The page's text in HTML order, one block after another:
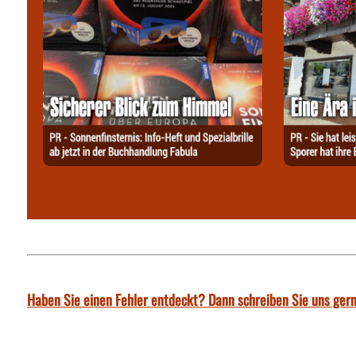
Haben Sie einen Fehler entdeckt? Dann schreiben Sie uns